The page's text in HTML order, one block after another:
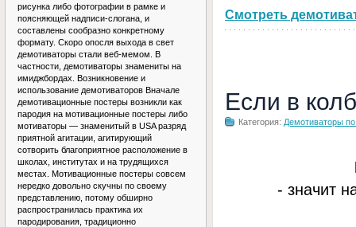
Смотреть
Если в
Категория: Демотиваторы
- значит
рисунка либо фотографии в рамке и
поясняющей надписи-слогана, и
составлены сообразно конкретному
формату. Скоро опосля выхода в свет
демотиваторы стали веб-мемом. В
частности, демотиваторы знамениты на
имиджбордах. Возникновение и
использование демотиваторов Вначале
демотивационные постеры возникли как
пародия на мотивационные постеры либо
мотиваторы — знаменитый в USA разряд
приятной агитации, агитирующий
сотворить благоприятное расположение в
школах, институтах и на трудящихся
местах. Мотивационные постеры совсем
нередко довольно скучны по своему
представлению, потому обширно
распространилась практика их
пародирования, традиционно